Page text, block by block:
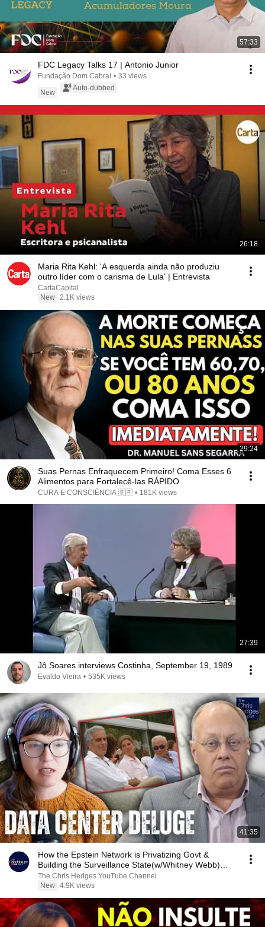
57:33
FDC Legacy Talks 17 | Antonio Junior
Fundação Dom Cabral • 33 views
New
Auto-dubbed
26:18
Maria Rita Kehl: 'A esquerda ainda não produziu
outro líder com o carisma de Lula' | Entrevista
CartaCapital
New 2.1K views
29:24
Suas Pernas Enfraquecem Primeiro! Coma Esses 6
Alimentos para Fortalecê-las RÁPIDO
CURA E CONSCIÊNCIA 🇧🇷 • 181K views
27:39
Jô Soares interviews Costinha, September 19, 1989
Evaldo Vieira • 535K views
41:35
How the Epstein Network is Privatizing Govt &
Building the Surveillance State(w/Whitney Webb)
|TCHR
The Chris Hedges YouTube Channel
New 4.9K views